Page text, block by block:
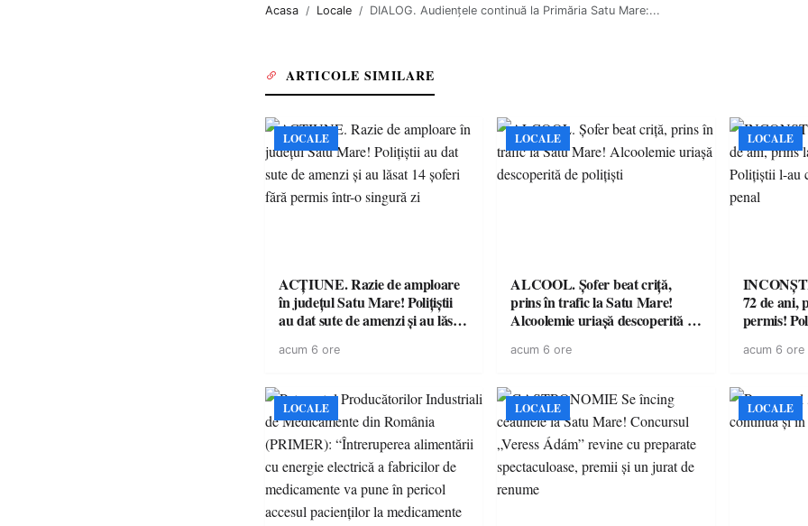
Acasa Locale DIALOG. Audiențele continuă la Primăria Satu Mare:...
ARTICOLE SIMILARE
LOCALE
ACȚIUNE. Razie de amploare
în județul Satu Mare! Polițiștii
au dat sute de amenzi și au lăsat
singură zi
acum 6 ore
LOCALE
ALCOOL. Șofer beat criță,
prins în trafic la Satu Mare!
Alcoolemie uriașă descoperită de
acum 6 ore
LOCALE
72 de ani,
permis!
acum 6 ore
LOCALE LOCALE LOCALE